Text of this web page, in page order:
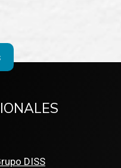
DISS